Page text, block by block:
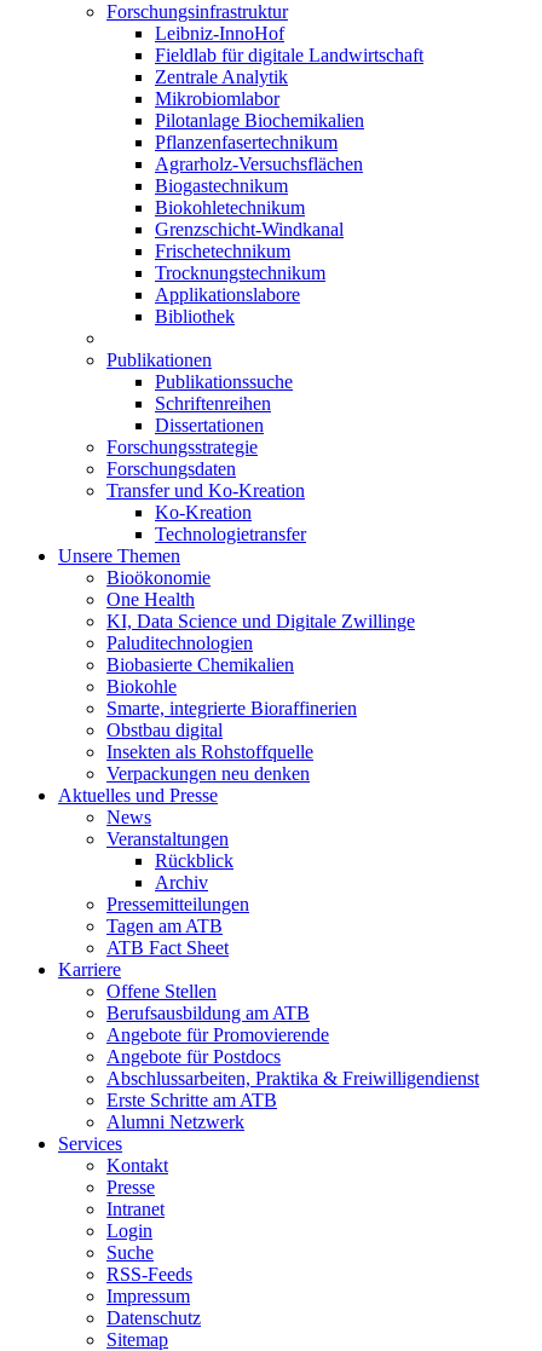
Forschungsinfrastruktur
Leibniz-InnoHof
Fieldlab für digitale Landwirtschaft
Zentrale Analytik
Mikrobiomlabor
Pilotanlage Biochemikalien
Pflanzenfasertechnikum
Agrarholz-Versuchsflächen
Biogastechnikum
Biokohletechnikum
Grenzschicht-Windkanal
Frischetechnikum
Trocknungstechnikum
Applikationslabore
Bibliothek
Publikationen
Publikationssuche
Schriftenreihen
Dissertationen
Forschungsstrategie
Forschungsdaten
Transfer und Ko-Kreation
Ko-Kreation
Technologietransfer
Unsere Themen
Bioökonomie
One Health
KI, Data Science und Digitale Zwillinge
Paluditechnologien
Biobasierte Chemikalien
Biokohle
Smarte, integrierte Bioraffinerien
Obstbau digital
Insekten als Rohstoffquelle
Verpackungen neu denken
Aktuelles und Presse
News
Veranstaltungen
Rückblick
Archiv
Pressemitteilungen
Tagen am ATB
ATB Fact Sheet
Karriere
Offene Stellen
Berufsausbildung am ATB
Angebote für Promovierende
Angebote für Postdocs
Abschlussarbeiten, Praktika & Freiwilligendienst
Erste Schritte am ATB
Alumni Netzwerk
Services
Kontakt
Presse
Intranet
Login
Suche
RSS-Feeds
Impressum
Datenschutz
Sitemap